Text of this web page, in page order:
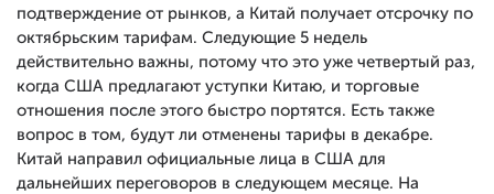
подтверждение от рынков, а Китай получает отсрочку по
октябрьским тарифам. Следующие 5 недель
действительно важны, потому что это уже четвертый раз,
когда США предлагают уступки Китаю, и торговые
отношения после этого быстро портятся. Есть также
вопрос в том, будут ли отменены тарифы в декабре.
Китай направил официальные лица в США для
дальнейших переговоров в следующем месяце. На